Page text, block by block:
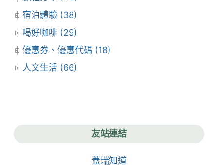
宿泊體驗 (38)
喝好咖啡 (29)
優惠券、優惠代碼 (18)
人文生活 (66)
友站連結
蓋瑞知道